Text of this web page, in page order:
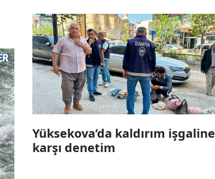
Yüksekova’da kaldırım işgaline
karşı denetim